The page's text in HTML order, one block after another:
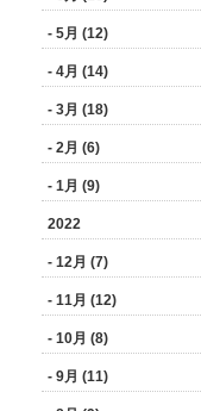
- 5月 (12)
- 4月 (14)
- 3月 (18)
- 2月 (6)
- 1月 (9)
2022
- 12月 (7)
- 11月 (12)
- 10月 (8)
- 9月 (11)